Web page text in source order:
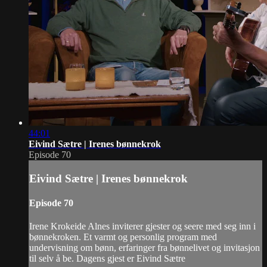
44:01
Eivind Sætre | Irenes bønnekrok
Episode 70
Eivind Sætre | Irenes bønnekrok
Episode 70
Irene Krokeide Alnes inviterer gjester og seere med seg inn i
bønnekroken. Et varmt og personlig program med
undervisning om bønn, erfaringer fra bønnelivet og invitasjon
til selv å be. Dagens gjest er Eivind Sætre